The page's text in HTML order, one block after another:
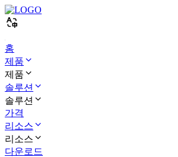
홈
제품
제품
솔루션
솔루션
가격
리소스
리소스
다운로드